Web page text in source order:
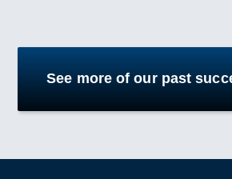
See more of our past